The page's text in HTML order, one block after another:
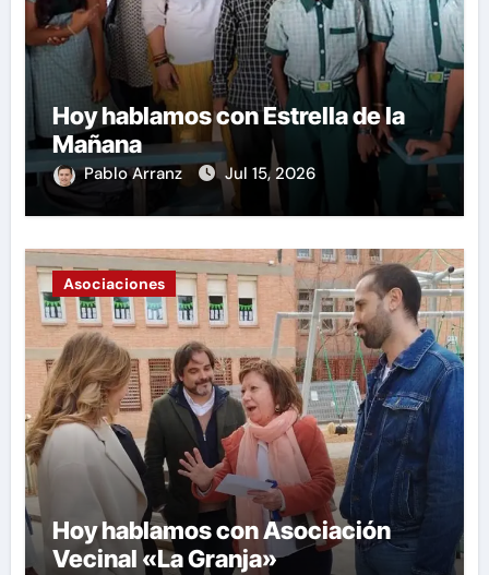
Hoy hablamos con Estrella de la
Mañana
Pablo Arranz Jul 15, 2026
Asociaciones
Hoy hablamos con Asociación
Vecinal «La Granja»